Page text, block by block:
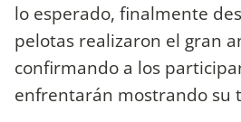
lo esperado, finalmente
pelotas realizaron el gran
confirmando a los
enfrentarán mostrando su